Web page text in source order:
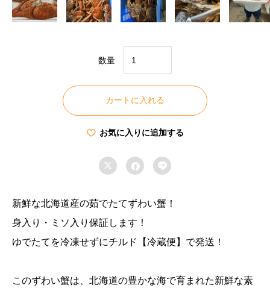
数量
海
道
産
茹
た
ず
い
サ
カートに入れる
お気に入りに追加する
  
新鮮な北海道産の茹でたてずわい蟹！
身入り・ミソ入り保証します！
ゆでたてを冷凍せずにチルド【冷蔵便】で発送！
このずわい蟹は、北海道の豊かな海で育まれた新鮮な素